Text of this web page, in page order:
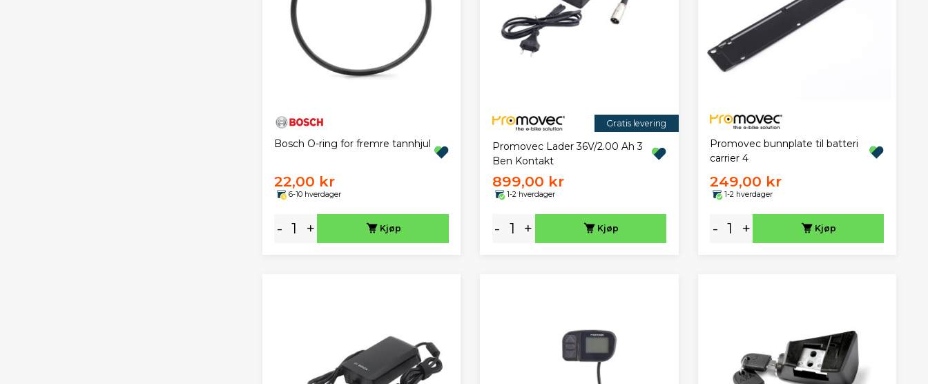
Bosch O-ring for fremre tannhjul
22,00 kr
6-10 hverdager
- + Kjøp
Gratis levering
Promovec Lader 36V/2.00 Ah 3
Ben Kontakt
899,00 kr
1-2 hverdager
- + Kjøp
Promovec bunnplate til batteri
carrier 4
249,00 kr
1-2 hverdager
- + Kjøp